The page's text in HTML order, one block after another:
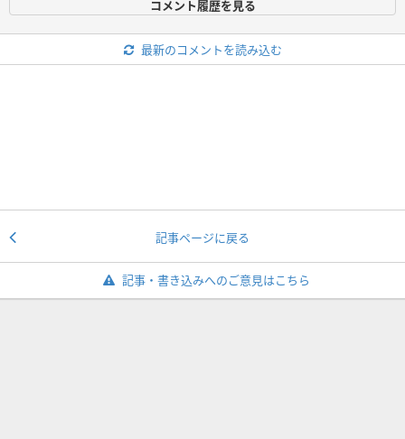
コメント履歴を見る
最新のコメントを読み込む
記事ページに戻る
記事・書き込みへのご意見はこちら